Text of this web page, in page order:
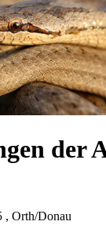
der
, Orth/Donau